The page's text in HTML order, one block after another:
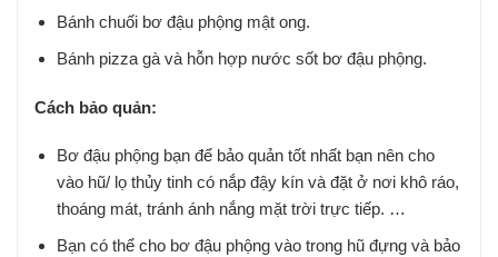
Bánh chuối bơ đậu phộng mật ong.
Bánh pizza gà và hỗn hợp nước sốt bơ đậu phộng.
Cách bảo quản:
Bơ đậu phộng bạn để bảo quản tốt nhất bạn nên cho
vào hũ/ lọ thủy tinh có nắp đậy kín và đặt ở nơi khô ráo,
thoáng mát, tránh ánh nắng mặt trời trực tiếp. …
Bạn có thể cho bơ đậu phộng vào trong hũ đựng và bảo